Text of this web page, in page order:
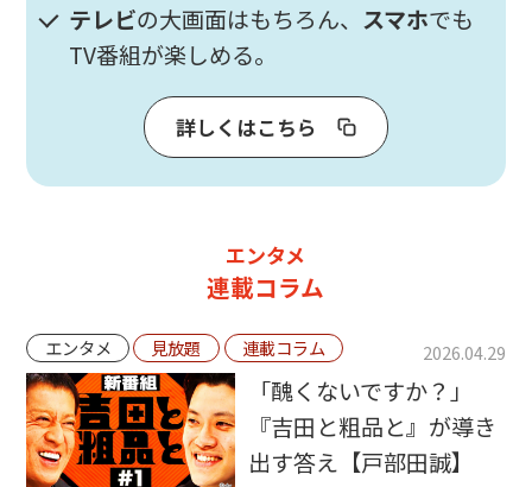
テレビの大画面はもちろん、 スマホでも
TV番組が楽しめる。
詳しくはこちら
エンタメ
連載コラム
エンタメ 見放題 連載コラム 2026.04.29
「醜くないですか？」
『吉田と粗品と』が導き
出す答え【戸部田誠】